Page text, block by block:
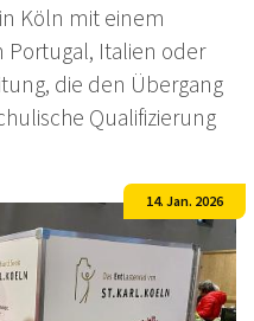
Köln mit einem
Portugal, Italien oder
die den Übergang
Qualifizierung
14. Jan. 2026